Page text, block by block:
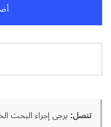
تنصل:يرجى إجراء البحث